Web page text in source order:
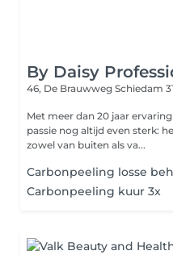
By Daisy
46, De Brauwweg Schiedam
Met meer dan 20 jaar
passie nog altijd even sterk:
zowel van buiten als va...
Carbonpeeling losse
Carbonpeeling kuur 3x